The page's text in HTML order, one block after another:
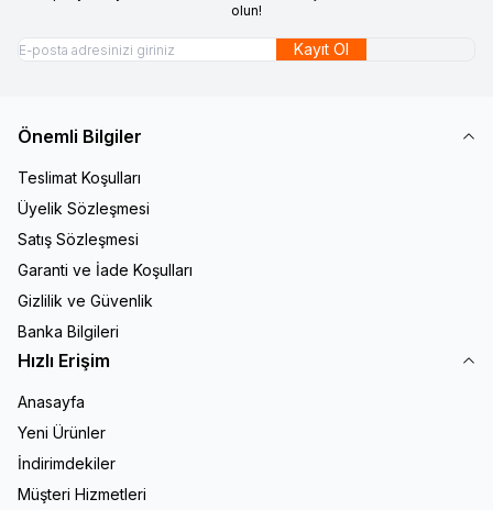
olun!
Kayıt Ol
Önemli Bilgiler
Teslimat Koşulları
Üyelik Sözleşmesi
Satış Sözleşmesi
Garanti ve İade Koşulları
Gizlilik ve Güvenlik
Banka Bilgileri
Hızlı Erişim
Anasayfa
Yeni Ürünler
İndirimdekiler
Müşteri Hizmetleri